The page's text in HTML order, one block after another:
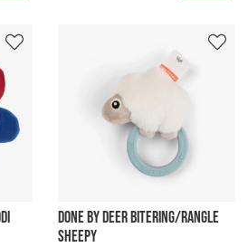
DONE BY DEER BITERING/RANGLE
SHEEPY